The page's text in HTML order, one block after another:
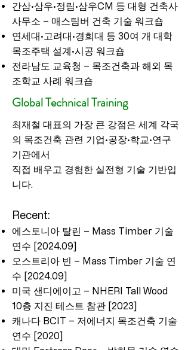
간삼·삼우·정림·삼우CM 등 대형 건축사
사무소 – 매스팀버 건축 기술 워크숍
연세대·고려대·경희대 등 30여 개 대학
목조주택 설계·시공 워크숍
전라남도 교육청 – 목조건축과 해외 목
조학교 사례 워크숍
Global Technical Training
최재철 대표의 가장 큰 강점은 세계 각국
의 목조건축 관련 기업·공장·학교·연구
기관에서
직접 배우고 경험한 실전형 기술 기반입
니다.
Recent:
에스토니아 탈린 – Mass Timber 기술
연수 [2024.09]
오스트리아 빈 – Mass Timber 기술 연
수 [2024.09]
미국 샌디에이고 – NHERI Tall Wood
10층 지진 테스트 참관 [2023]
캐나다 BCIT – 저에너지 목조건축 기술
연수 [2020]